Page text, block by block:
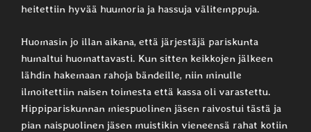
heitettiin hyvää huumoria ja hassuja välitemppuja.
Huomasin jo illan aikana, että järjestäjä pariskunta
humaltui huomattavasti. Kun sitten keikkojen jälkeen
lähdin hakemaan rahoja bändeille, niin minulle
ilmoitettiin naisen toimesta että kassa oli varastettu.
Hippipariskunnan miespuolinen jäsen raivostui tästä ja
pian naispuolinen jäsen muistikin vieneensä rahat kotiin